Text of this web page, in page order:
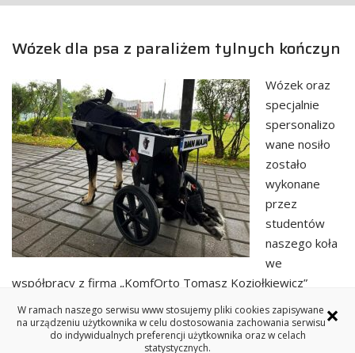
Wózek dla psa z paraliżem tylnych kończyn
Wózek oraz
specjalnie
spersonalizo
wane nosiło
zostało
wykonane
przez
studentów
naszego koła
we
współpracy z firmą „KomfOrto Tomasz Koziołkiewicz”
×
W ramach naszego serwisu www stosujemy pliki cookies zapisywane
na urządzeniu użytkownika w celu dostosowania zachowania serwisu
do indywidualnych preferencji użytkownika oraz w celach
statystycznych.